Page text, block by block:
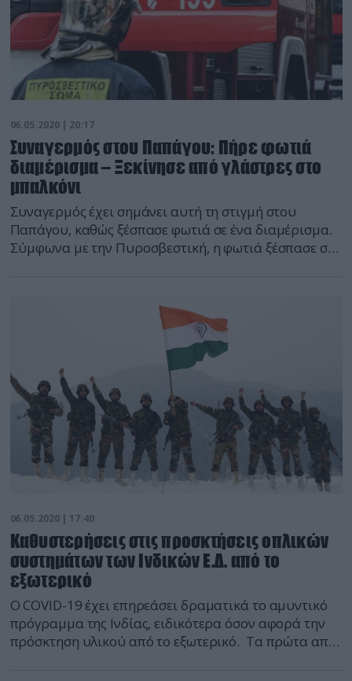
06.05.2020 | 20:17
Συναγερμός στου Παπάγου: Πήρε φωτιά
διαμέρισμα – Ξεκίνησε από γλάστρες στο
μπαλκόνι
Συναγερμός έχει σημάνει αυτή τη στιγμή στου
Παπάγου, καθώς ξέσπασε φωτιά σε ένα διαμέρισμα.
Σύμφωνα με την Πυροσβεστική, η φωτιά ξέσπασε σε
06.05.2020 | 17:40
Καθυστερήσεις στις προσκτήσεις οπλικών
συστημάτων των Ινδικών Ε.Δ. από το
εξωτερικό
Ο COVID-19 έχει επηρεάσει δραματικά το αμυντικό
πρόγραμμα της Ινδίας, ειδικότερα όσον αφορά την
πρόσκτηση υλικού από το εξωτερικό. Τα πρώτα από